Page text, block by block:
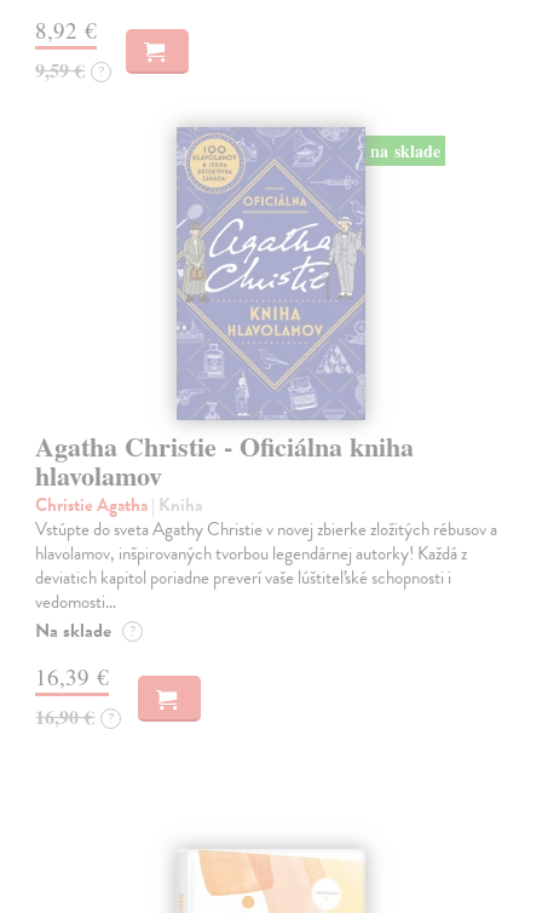
8,92 €
9,59 € ?
na sklade
Agatha Christie - Oficiálna kniha
hlavolamov
Christie Agatha| Kniha
Vstúpte do sveta Agathy Christie v novej zbierke zložitých rébusov a
hlavolamov, inšpirovaných tvorbou legendárnej autorky! Každá z
deviatich kapitol poriadne preverí vaše lúštiteľské schopnosti i
vedomosti…
Na sklade ?
16,39 €
16,90 € ?